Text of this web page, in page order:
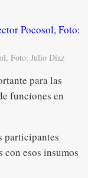
Foto: Julio Díaz
para las
funciones en
participantes
con esos insumos